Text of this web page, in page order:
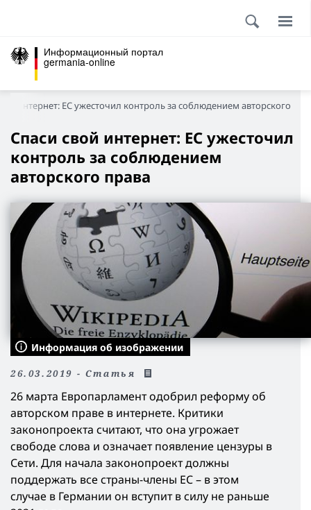
Информационный портал
germania-online
интернет: ЕС ужесточил контроль за соблюдением авторского
Спаси свой интернет: ЕС ужесточил
контроль за соблюдением
авторского права
Информация об изображении
26.03.2019 - Статья
26 марта Европарламент одобрил реформу об
авторском праве в интернете. Критики
законопроекта считают, что она угрожает
свободе слова и означает появление цензуры в
Сети. Для начала законопроект должны
поддержать все страны-члены ЕC – в этом
случае в Германии он вступит в силу не раньше